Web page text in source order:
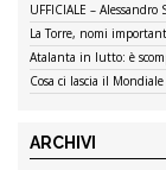
UFFICIALE –
La Torre, nomi
Atalanta in lutto: è
Cosa ci lascia il
ARCHIVI